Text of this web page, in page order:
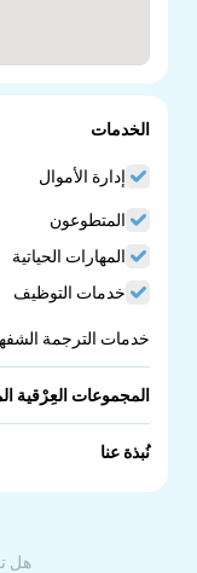
الخدمات
إدارة الأموال
المتطوعون
المهارات الحياتية
خدمات التوظيف
خدمات الترجمة
المجموعات العِرْقية
نُبذة عنا
can help you. هل